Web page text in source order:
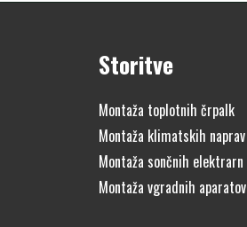
Storitve
Montaža toplotnih črpalk
Montaža klimatskih naprav
Montaža sončnih elektrarn
Montaža vgradnih aparatov